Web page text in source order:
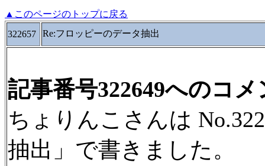
▲このページのトップに戻る
322657
Re:フロッピーのデータ抽出
記事番号322649へのコメ
ちょりんこさんは
抽出」で書きました。